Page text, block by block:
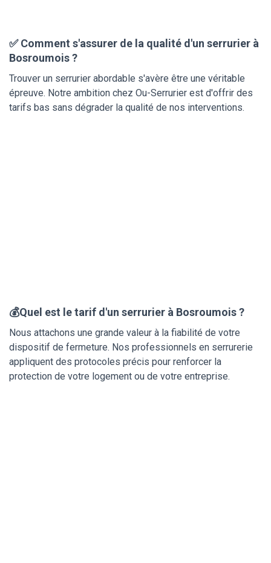
✅ Comment s'assurer de la qualité d'un serrurier à
Bosroumois ?
Trouver un serrurier abordable s'avère être une véritable
épreuve. Notre ambition chez Ou-Serrurier est d'offrir des
tarifs bas sans dégrader la qualité de nos interventions.
💰Quel est le tarif d'un serrurier à Bosroumois ?
Nous attachons une grande valeur à la fiabilité de votre
dispositif de fermeture. Nos professionnels en serrurerie
appliquent des protocoles précis pour renforcer la
protection de votre logement ou de votre entreprise.